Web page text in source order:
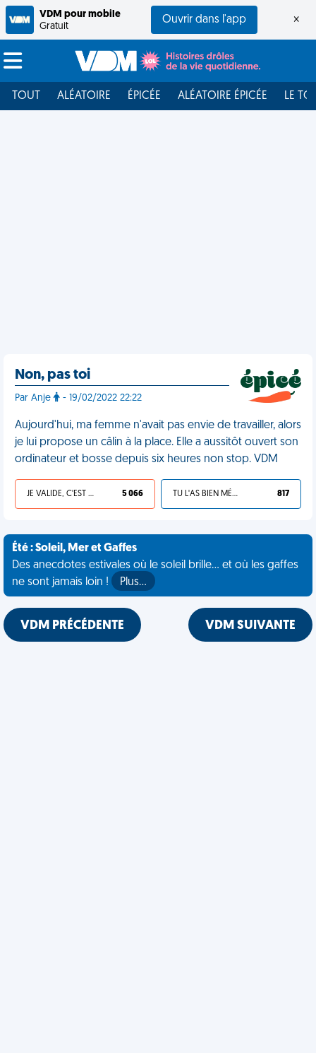
VDM pour mobile
Gratuit
Ouvrir dans l'app ×
TOUT ALÉATOIRE ÉPICÉE ALÉATOIRE ÉPICÉE LE
Non, pas toi
Par Anje - 19/02/2022 22:22
Aujourd'hui, ma femme n'avait pas envie de travailler, alors
je lui propose un câlin à la place. Elle a aussitôt ouvert son
ordinateur et bosse depuis six heures non stop. VDM
JE VALIDE, C'EST UNE VDM 5 066 TU L'AS BIEN MÉRITÉ 817
Été : Soleil, Mer et Gaffes
Des anecdotes estivales où le soleil brille... et où les gaffes
ne sont jamais loin !
Plus…
VDM PRÉCÉDENTE VDM SUIVANTE